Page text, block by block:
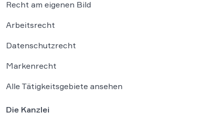
Recht am eigenen Bild
Arbeitsrecht
Datenschutzrecht
Markenrecht
Alle Tätigkeitsgebiete ansehen
Die Kanzlei